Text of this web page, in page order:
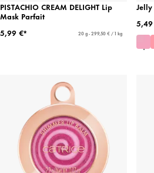
PISTACHIO CREAM DELIGHT Lip
Mask Parfait
5,99 €*
20 g - 299,50 € / 1 kg